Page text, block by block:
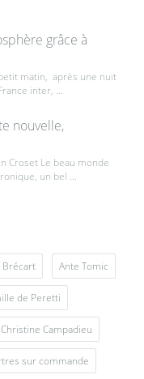
grâce à
matin, après une nuit
inter, ...
nouvelle,
Croset Le beau monde
un bel ...
Brécart Ante Tomic
de Peretti
Christine Campadieu
sur commande